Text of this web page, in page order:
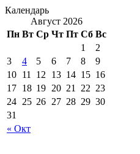
Календарь
Август 2026
Пн Вт Ср Чт Пт Сб Вс
« Окт
1
2
3
4 5 6 7 8
9
10 11 12 13 14 15 16
17 18 19 20 21 22 23
24 25 26 27 28 29 30
31